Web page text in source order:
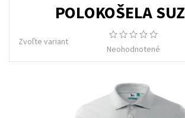
POLOKOŠELA
Zvoľte variant
Neohodnotené